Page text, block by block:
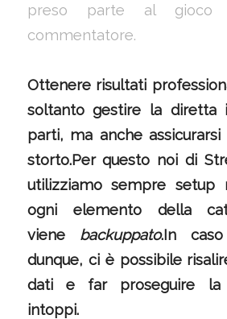
preso parte al
commentatore.
Ottenere risultati
soltanto gestire la
parti, ma anche
storto.Per questo noi di
utilizziamo sempre setup
ogni elemento della
viene backuppato.In
dunque, ci è possibile
dati e far proseguire la
intoppi.